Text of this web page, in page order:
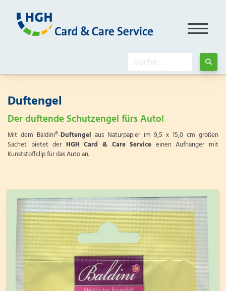
Duftengel
Der duftende Schutzengel fürs Auto!
Mit dem Baldini®-Duftengel aus Naturpapier im 9,5 x 15,0 cm großen
Sachet bietet der HGH Card & Care Service einen Aufhänger mit
Kunststoffclip für das Auto an.